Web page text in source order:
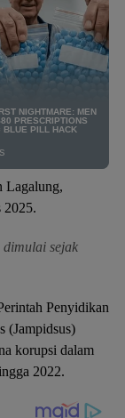
Lagalung,
2025.
dimulai sejak
Penyidikan
(Jampidsus)
korupsi dalam
2022.